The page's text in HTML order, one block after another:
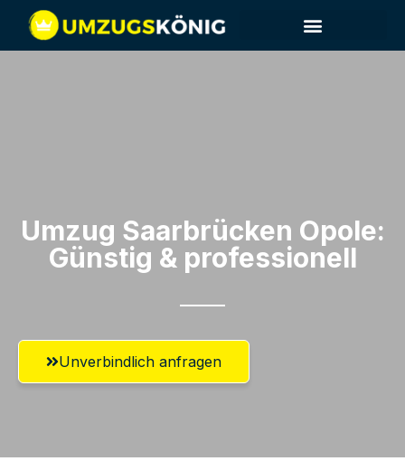
Umzug Saarbrücken​ Opole:
Günstig & professionell​
Unverbindlich anfragen